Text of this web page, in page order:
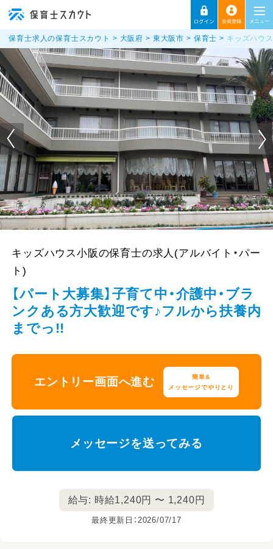
保育士求人の保育士スカウト 大阪府 東大阪市 保育士 キッズハウ
キッズハウス小阪の保育士の求人(アルバイト・パー
ト)
【パート大募集】子育て中・介護中・ブラ
ンクある方大歓迎です♪フルから扶養内
までっ!!
エントリー画面へ進む
簡単&
メッセージでやりとり
メッセージを送ってみる
給与: 時給1,240円 〜 1,240円
最終更新日：2026/07/17